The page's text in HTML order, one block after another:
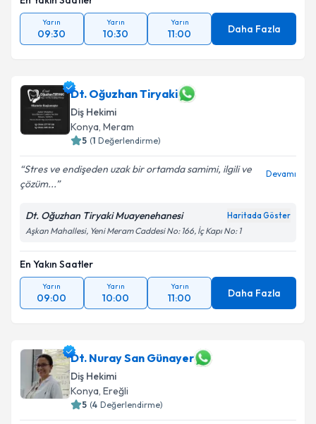
Yarın
09:30
Yarın
10:30
Yarın
11:00 Daha Fazla
Dt. Oğuzhan Tiryaki
Diş Hekimi
Konya, Meram
5 (1 Değerlendirme)
Stres ve endişeden uzak bir ortamda samimi, ilgili ve
çözüm...
Devamı
Dt. Oğuzhan Tiryaki Muayenehanesi Haritada Göster
Aşkan Mahallesi, Yeni Meram Caddesi No: 166, İç Kapı No: 1
En Yakın Saatler
Yarın
09:00
Yarın
10:00
Yarın
11:00 Daha Fazla
Dt. Nuray San Günayer
Diş Hekimi
Konya, Ereğli
5 (4 Değerlendirme)